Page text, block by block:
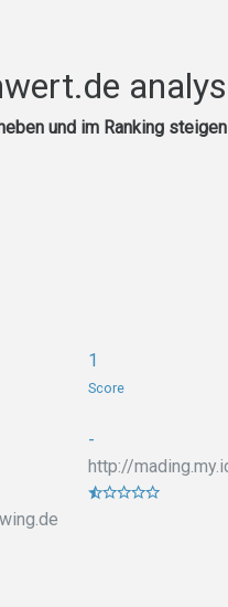
und im Ranking
1
Score
-
http://